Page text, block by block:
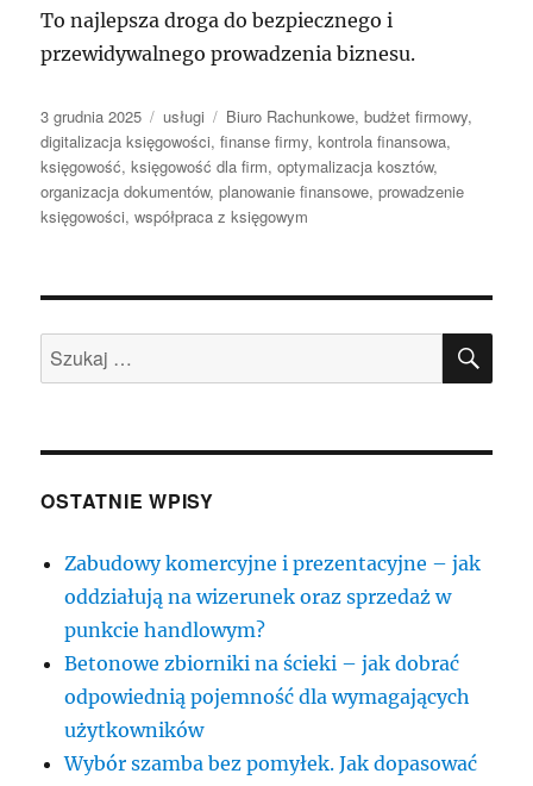
To najlepsza droga do bezpiecznego i
przewidywalnego prowadzenia biznesu.
Data
publikacji
3 grudnia 2025 Kategorie
usługi Tagi
Biuro Rachunkowe,budżet firmowy,
digitalizacja księgowości,finanse firmy,kontrola finansowa,
księgowość,księgowość dla firm,optymalizacja kosztów,
organizacja dokumentów,planowanie finansowe,prowadzenie
księgowości,współpraca z księgowym
Szukaj:
OSTATNIE WPISY
Zabudowy komercyjne i prezentacyjne – jak
oddziałują na wizerunek oraz sprzedaż w
punkcie handlowym?
Betonowe zbiorniki na ścieki – jak dobrać
odpowiednią pojemność dla wymagających
użytkowników
Wybór szamba bez pomyłek. Jak dopasować